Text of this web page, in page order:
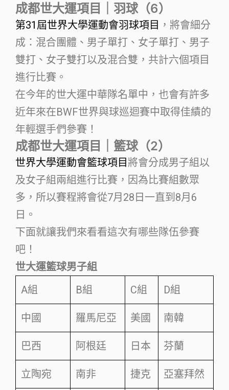
成都世大運項目｜羽球（6）
第31屆世界大學運動會羽球項目 ，將會細分
成：混合團體、男子單打、女子單打、男子
雙打、女子雙打以及混合雙，共計六個項目
進行比賽。
在今年的世大運中華隊名單中，也會有許多
近年來在BWF世界與球巡迴賽中取得佳績的
年輕選手們參賽！
成都世大運項目｜籃球（2）
世界大學運動會籃球項目將會分成男子組以
及女子組兩組進行比賽，因為比賽組數眾
多，所以賽程將會從7月28日一直到8月6
日。
下面就讓我們來看看這次有哪些隊伍參賽
吧！
世大運籃球男子組
A組
B組 C組 D組
中國 羅馬尼亞 美國 南韓
巴西 阿根廷 日本 芬蘭
立陶宛 南非 捷克 亞塞拜然